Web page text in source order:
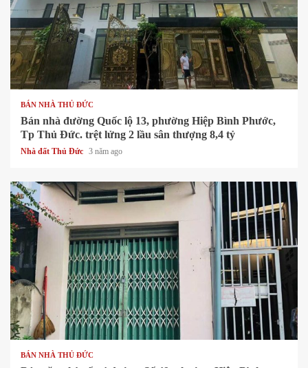
1 min read
BÁN NHÀ THỦ ĐỨC
Bán nhà đường Quốc lộ 13, phường Hiệp Bình Phước,
Tp Thủ Đức. trệt lửng 2 lầu sân thượng 8,4 tỷ
Nhà đất Thủ Đức 3 năm ago
1 min read
BÁN NHÀ THỦ ĐỨC